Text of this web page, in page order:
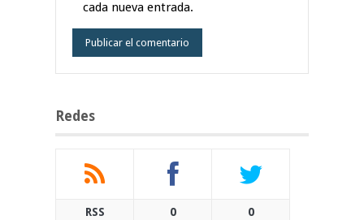
cada nueva entrada.
Redes
RSS 0 0